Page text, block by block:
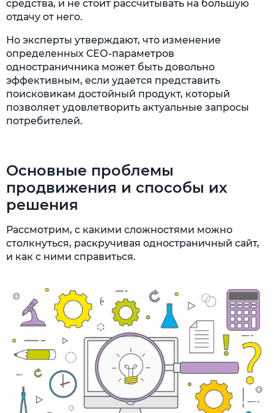
средства, и не стоит рассчитывать на большую
отдачу от него.
Но эксперты утверждают, что изменение
определенных СЕО-параметров
одностраничника может быть довольно
эффективным, если удается представить
поисковикам достойный продукт, который
позволяет удовлетворить актуальные запросы
потребителей.
Основные проблемы
продвижения и способы их
решения
Рассмотрим, с какими сложностями можно
столкнуться, раскручивая одностраничный сайт,
и как с ними справиться.